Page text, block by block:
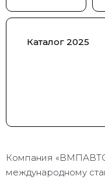
Каталог 2025
Компания
международному